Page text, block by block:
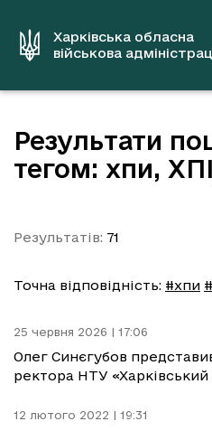
вмістуХарківська обласна
військова
Результати
тегом: хпи,
Результатів: 71
Точна відповідність: #хпи
25 червня 2026 | 17:06
Олег Синєгубов
ректора НТУ «Харківський
12 лютого 2022 | 19:31